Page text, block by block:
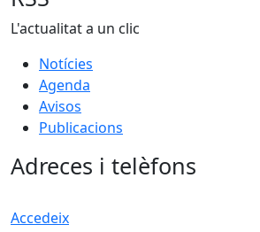
L'actualitat a un clic
Notícies
Agenda
Avisos
Publicacions
Adreces i telèfons
Accedeix